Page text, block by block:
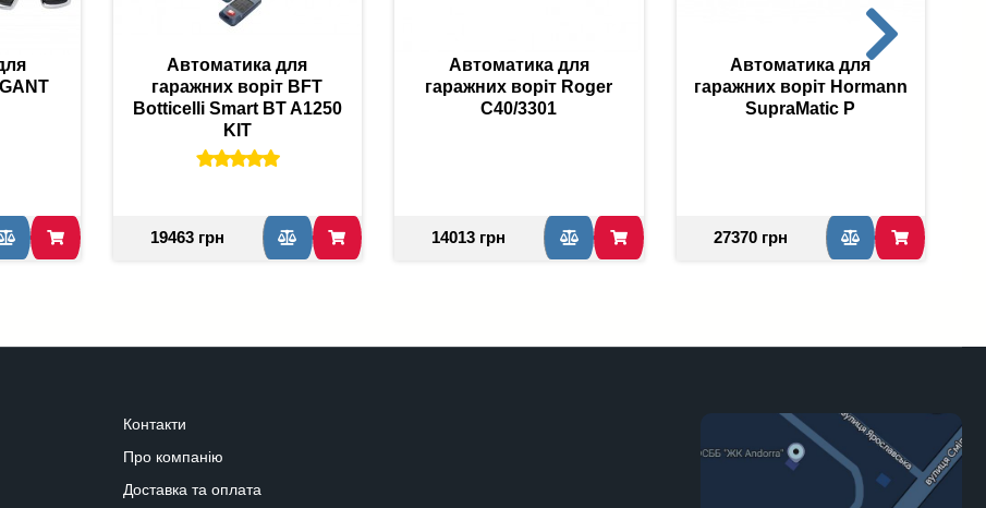
Автоматика для
гаражних воріт BFT
Botticelli Smart BT A1250
KIT
19463 грн
Автоматика для
гаражних воріт Roger
C40/3301
14013 грн
Автоматика для
гаражних воріт Hormann
SupraMatic P
27370 грн
Контакти
Про компанію
Доставка та оплата